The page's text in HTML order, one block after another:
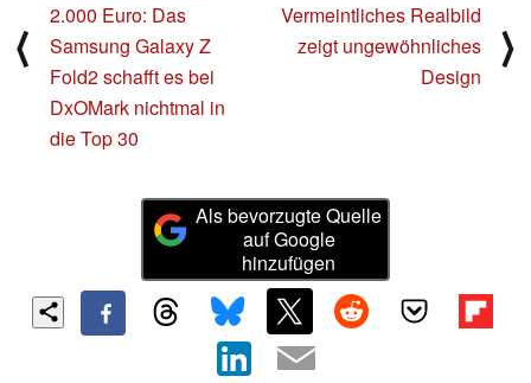
⟨
2.000 Euro: Das
Samsung Galaxy Z
Fold2 schafft es bei
DxOMark nichtmal in
die Top 30
Vermeintliches Realbild
zeigt ungewöhnliches
Design
⟩
Als bevorzugte Quelle
auf Google
hinzufügen